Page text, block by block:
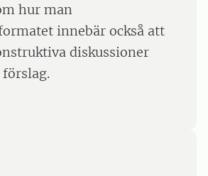
hur man
innebär också att
diskussioner